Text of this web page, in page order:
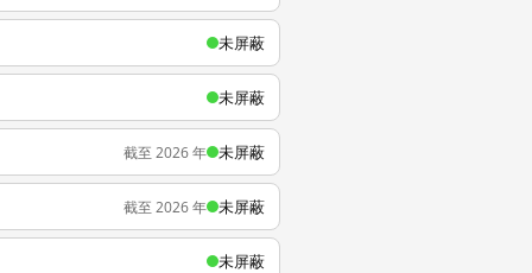
未屏蔽
未屏蔽
截至 2026 年 未屏蔽
截至 2026 年 未屏蔽
未屏蔽